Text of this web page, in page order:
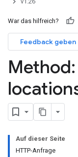
War das hilfreich?
Feedback geben
Auf dieser Seite
HTTP-Anfrage